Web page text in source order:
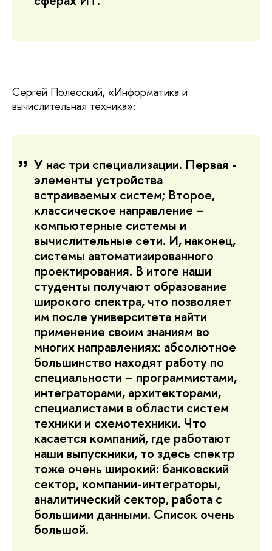
Сергей Полесский, «Информатика и
вычислительная техника»:
У нас три специализации. Первая -
элементы устройства
встраиваемых систем; Второе,
классическое направление –
компьютерные системы и
вычислительные сети. И, наконец,
системы автоматизированного
проектирования. В итоге наши
студенты получают образование
широкого спектра, что позволяет
им после университета найти
применение своим знаниям во
многих направлениях: абсолютное
большинство находят работу по
специальности – программистами,
интеграторами, архитекторами,
специалистами в области систем
техники и схемотехники. Что
касается компаний, где работают
наши выпускники, то здесь спектр
тоже очень широкий: банковский
сектор, компании-интеграторы,
аналитический сектор, работа с
большими данными. Список очень
большой.